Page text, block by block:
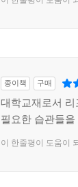
종이책 구매
대학교재로서
필요한 습관들을
이 한줄평이 도움이